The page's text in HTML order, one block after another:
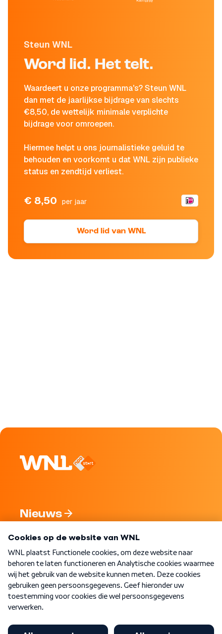
Steun WNL
Word lid. Het telt.
Waardeert u onze programma's? Steun WNL
dan met de jaarlijkse bijdrage van slechts
€8,50, de wettelijk minimale verplichte
bijdrage voor omroepen.
Hiermee helpt u ons journalistieke geluid te
behouden en voorkomt u dat WNL zijn publieke
status en zendtijd verliest.
€ 8,50 per jaar
Word lid van WNL
Nieuws
Nieuwsbrief
Word Lid